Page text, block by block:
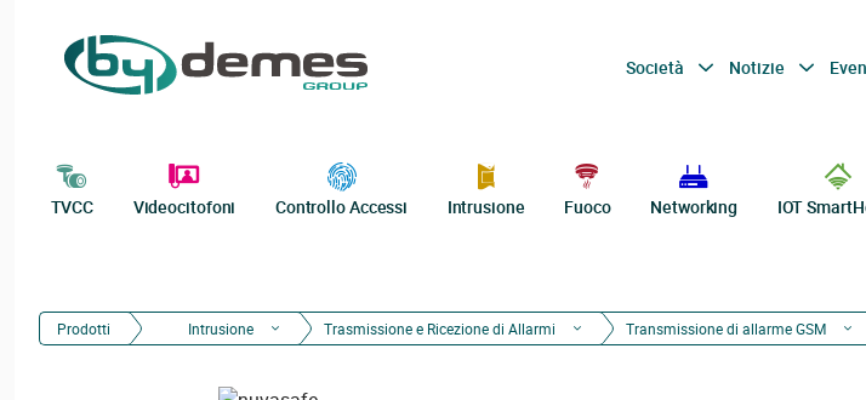
Società Notizie
TVCC Videocitofoni Controllo Accessi Intrusione Fuoco Networking IOT
Prodotti Intrusione Trasmissione e Ricezione di Allarmi Transmissione di allarme GSM